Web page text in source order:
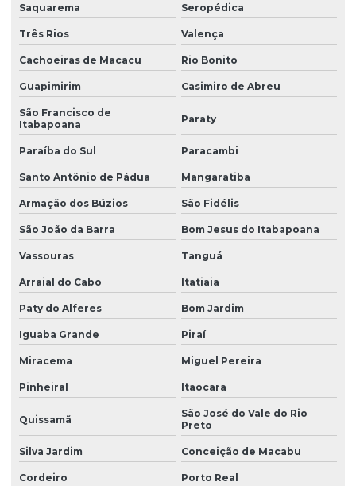
Resistências sobre borda
Resistências elétricas blindadas
Resistências elétricas para fornos
Resistências elétricas tubulares
Resistências para estufas
Resistências para galvanoplastia
Resistências para plásticos termoformados
Resistências em quartzo
Resistências de quartzo para estufas em sp
Resistências para termoformados
Resistências tubulares elétricas
Saquarema Seropédica
Três Rios Valença
Cachoeiras de Macacu Rio Bonito
Guapimirim Casimiro de Abreu
São Francisco de
Itabapoana
Paraty
Paraíba do Sul Paracambi
Santo Antônio de Pádua Mangaratiba
Armação dos Búzios São Fidélis
São João da Barra Bom Jesus do Itabapoana
Vassouras Tanguá
Arraial do Cabo Itatiaia
Paty do Alferes Bom Jardim
Iguaba Grande Piraí
Miracema Miguel Pereira
Pinheiral Itaocara
Quissamã
São José do Vale do Rio
Preto
Silva Jardim Conceição de Macabu
Cordeiro Porto Real